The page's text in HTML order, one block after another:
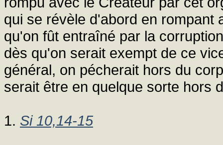
qui se révèle d'abord en rompant
qu'on fût entraîné par la
dès qu'on serait exempt de ce
général, on pécherait hors du
serait être en quelque sorte hors
1. Si 10,14-15